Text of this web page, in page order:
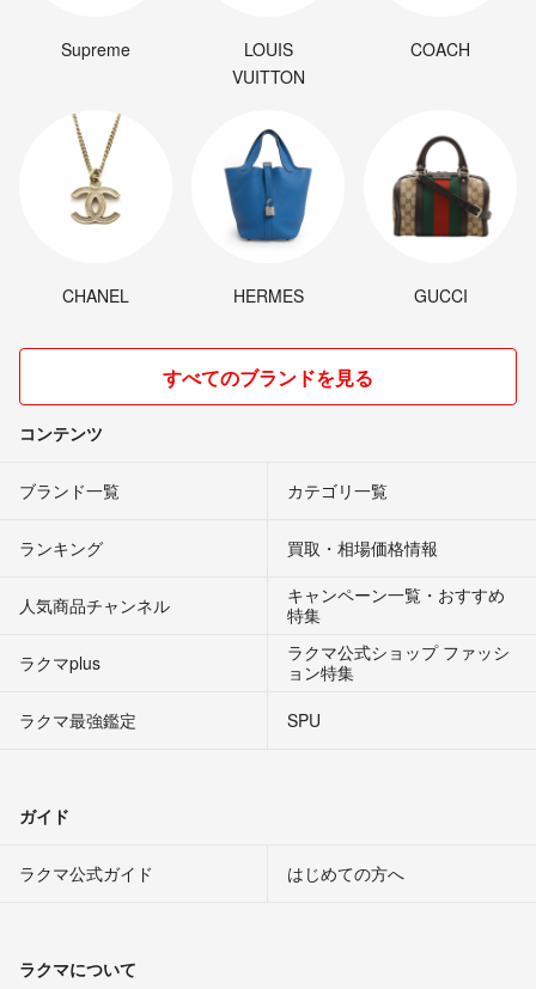
Supreme
LOUIS
VUITTON
COACH
CHANEL HERMES GUCCI
すべてのブランドを見る
コンテンツ
ブランド一覧 カテゴリ一覧
ランキング 買取・相場価格情報
人気商品チャンネル
キャンペーン一覧・おすすめ
特集
ラクマplus
ラクマ公式ショップ ファッシ
ョン特集
ラクマ最強鑑定
SPU
ガイド
ラクマ公式ガイド はじめての方へ
ラクマについて